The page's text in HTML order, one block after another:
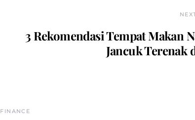
3 Rekomendasi Tempat Makan
Jancuk Terenak
FINANCE